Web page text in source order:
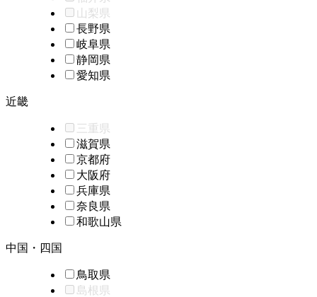
山梨県
長野県
岐阜県
静岡県
愛知県
近畿
三重県
滋賀県
京都府
大阪府
兵庫県
奈良県
和歌山県
中国・四国
鳥取県
島根県